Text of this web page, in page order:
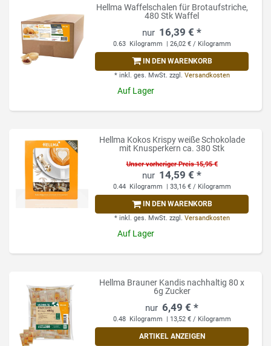
Hellma Waffelschalen für Brotaufstriche,
480 Stk Waffel
16,39 € *
0.63 Kilogramm | 26,02 € / Kilogramm
IN DEN WARENKORB
* inkl. ges. MwSt. zzgl. Versandkosten
Auf Lager
Hellma Kokos Krispy weiße Schokolade
mit Knusperkern ca. 380 Stk
Unser vorheriger Preis 15,95 €
14,59 € *
0.44 Kilogramm | 33,16 € / Kilogramm
IN DEN WARENKORB
* inkl. ges. MwSt. zzgl. Versandkosten
Auf Lager
Hellma Brauner Kandis nachhaltig 80 x
6g Zucker
6,49 € *
0.48 Kilogramm | 13,52 € / Kilogramm
ARTIKEL ANZEIGEN